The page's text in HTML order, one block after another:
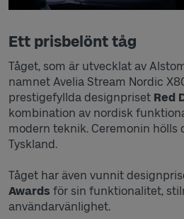
Ett prisbelönt tåg
Tåget, som är utvecklat av
namnet Avelia Stream Nordic
prestigefyllda designpriset Red
kombination av nordisk
modern teknik. Ceremonin hölls
Tyskland.
Tåget har även vunnit
Awards för sin funktionalitet,
användarvänlighet.